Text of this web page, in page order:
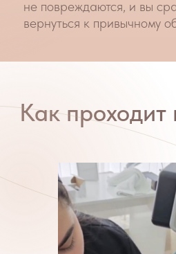
Технология работы
Ионизация происходит, когда на
газ N2 подается энергия и атомы
теряют свои электроны. При
помощи генератора высоких
частот газообразный азот